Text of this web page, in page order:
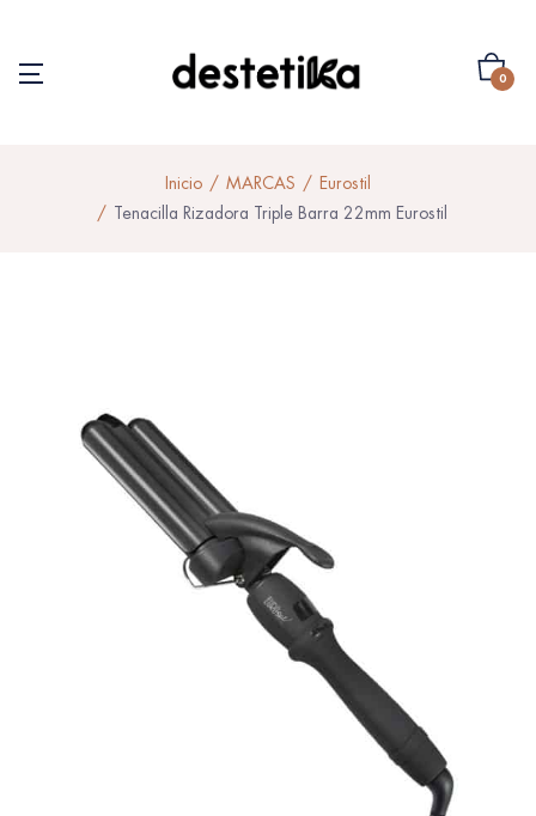
0
Inicio MARCAS
Eurostil
Tenacilla Rizadora Triple Barra 22mm Eurostil